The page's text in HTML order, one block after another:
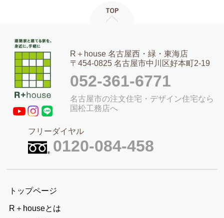
R＋house 名古屋西・緑・東海店
〒454-0825 名古屋市中川区好本町2-19
052-361-6771
名古屋市の注文住宅・デザイン住宅なら
国松工務店へ
フリーダイヤル
0120-084-458
トップページ
R＋houseとは